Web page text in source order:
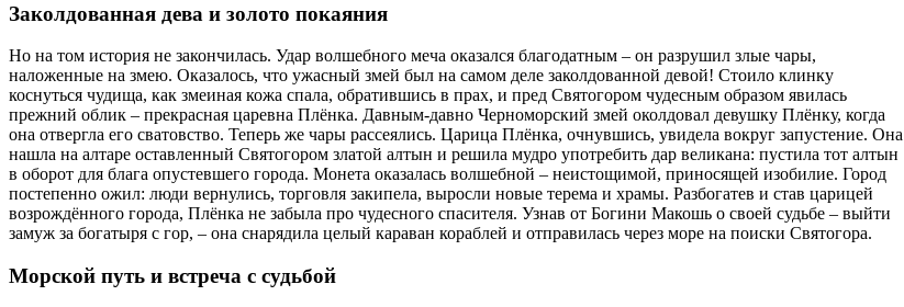
Заколдованная дева и золото покаяния
Но на том история не закончилась. Удар волшебного меча оказался благодатным – он разрушил злые чары,
наложенные на змею. Оказалось, что ужасный змей был на самом деле заколдованной девой! Стоило клинку
коснуться чудища, как змеиная кожа спала, обратившись в прах, и пред Святогором чудесным образом явилась
прежний облик – прекрасная царевна Плёнка. Давным-давно Черноморский змей околдовал девушку Плёнку, когда
она отвергла его сватовство. Теперь же чары рассеялись. Царица Плёнка, очнувшись, увидела вокруг запустение. Она
нашла на алтаре оставленный Святогором златой алтын и решила мудро употребить дар великана: пустила тот алтын
в оборот для блага опустевшего города. Монета оказалась волшебной – неистощимой, приносящей изобилие. Город
постепенно ожил: люди вернулись, торговля закипела, выросли новые терема и храмы. Разбогатев и став царицей
возрождённого города, Плёнка не забыла про чудесного спасителя. Узнав от Богини Макошь о своей судьбе – выйти
замуж за богатыря с гор, – она снарядила целый караван кораблей и отправилась через море на поиски Святогора.
Морской путь и встреча с судьбой